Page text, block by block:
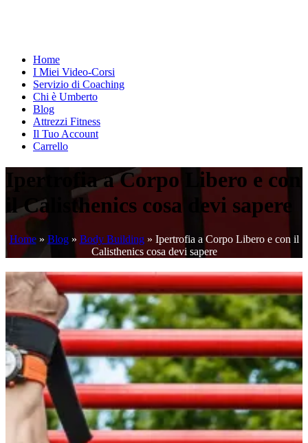
Home
I Miei Video-Corsi
Servizio di Coaching
Chi è Umberto
Blog
Attrezzi Fitness
Il Tuo Account
Carrello
Ipertrofia a Corpo Libero e con
il Calisthenics cosa devi sapere
Home» Blog» Body Building» Ipertrofia a Corpo Libero e con il
Calisthenics cosa devi sapere